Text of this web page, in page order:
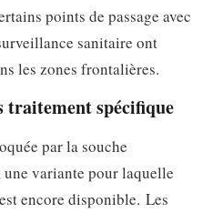
points de passage avec
sanitaire ont
les zones frontalières.
traitement spécifique
par la souche
variante pour laquelle
encore disponible. Les